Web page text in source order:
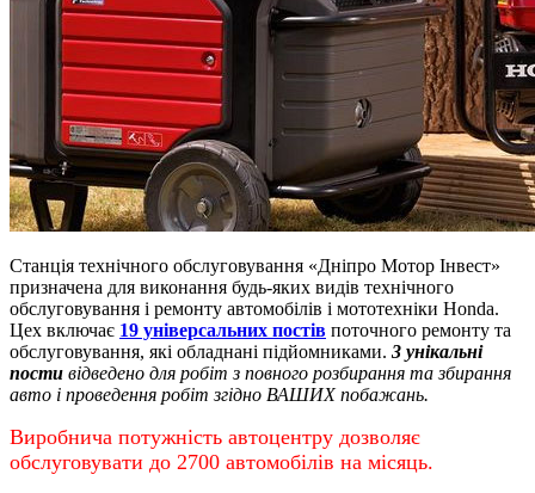
Станція технічного обслуговування «Дніпро Мотор Інвест»
призначена для виконання будь-яких видів технічного
обслуговування і ремонту автомобілів і мототехніки Honda.
Цех включає 19 універсальних постів поточного ремонту та
обслуговування, які обладнані підйомниками. 3 унікальні
пости відведено для робіт з повного розбирання та збирання
авто і проведення робіт згідно ВАШИХ побажань.
Виробнича потужність автоцентру дозволяє
обслуговувати до 2700 автомобілів на місяць.